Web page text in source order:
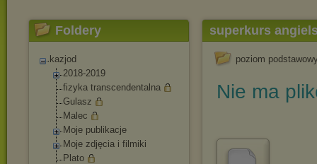
Foldery
kazjod
2018-2019
fizyka transcendentalna
Gulasz
Malec
Moje publikacje
Moje zdjęcia i filmiki
Plato
superkurs
poziom
Nie ma